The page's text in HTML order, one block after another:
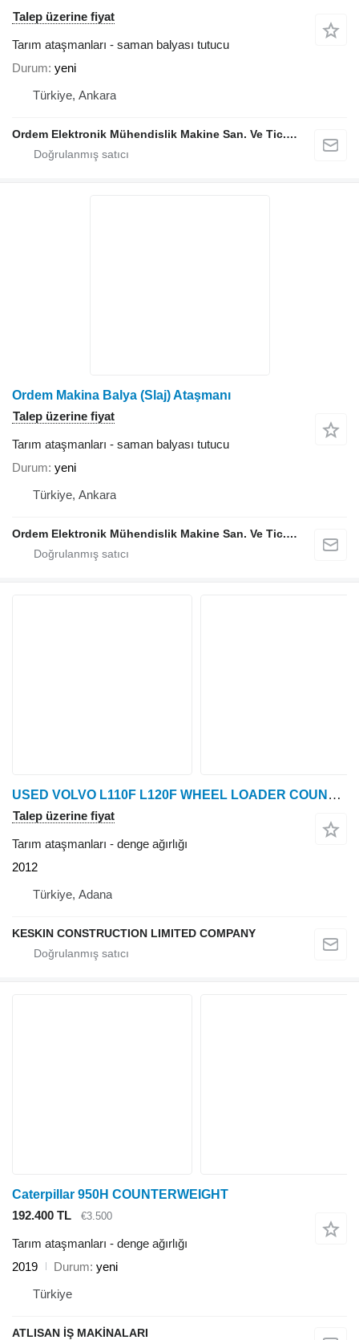
Talep üzerine fiyat
Tarım ataşmanları - saman balyası tutucu
Durum yeni
Türkiye, Ankara
Ordem Elektronik Mühendislik Makine San. Ve Tic. Ltd. Şti.
Ordem Makina Balya (Slaj) Ataşmanı
Talep üzerine fiyat
Tarım ataşmanları - saman balyası tutucu
Durum yeni
Türkiye, Ankara
Ordem Elektronik Mühendislik Makine San. Ve Tic. Ltd. Şti.
USED VOLVO L110F L120F WHEEL LOADER COUNTERWEIGHT
Talep üzerine fiyat
Tarım ataşmanları - denge ağırlığı
2012
Türkiye, Adana
KESKIN CONSTRUCTION LIMITED COMPANY
Caterpillar 950H COUNTERWEIGHT
192.400 TL
€3.500
Tarım ataşmanları - denge ağırlığı
2019
Durum yeni
Türkiye
ATLISAN İŞ MAKİNALARI